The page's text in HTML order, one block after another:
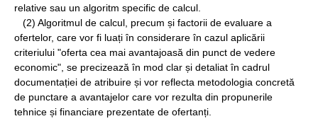
relative sau un algoritm specific de calcul.
(2) Algoritmul de calcul, precum și factorii de evaluare a
ofertelor, care vor fi luați în considerare în cazul aplicării
criteriului "oferta cea mai avantajoasă din punct de vedere
economic", se precizează în mod clar și detaliat în cadrul
documentației de atribuire și vor reflecta metodologia concretă
de punctare a avantajelor care vor rezulta din propunerile
tehnice și financiare prezentate de ofertanți.